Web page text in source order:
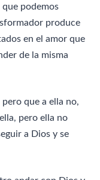
podemos
produce
en el amor que
de la misma
que a ella no,
pero ella no
a Dios y se